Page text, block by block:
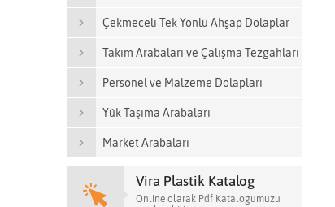
Çekmeceli Tek Yönlü Ahşap Dolaplar
Takım Arabaları ve Çalışma Tezgahları
Personel ve Malzeme Dolapları
Yük Taşıma Arabaları
Market Arabaları
Vira Plastik Katalog
Online olarak Pdf Katalogumuzu